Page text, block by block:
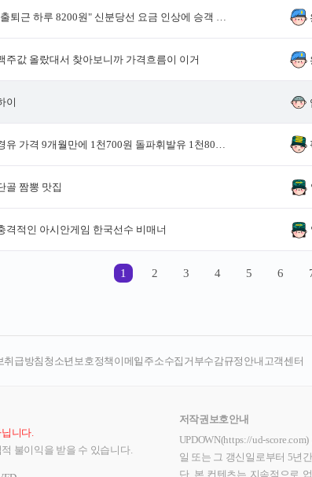
취급방침 청소년보호정책 이메일주소수집거부수감규정안내 고객센터
니다.
불이익을 받을 수 있습니다.
저작권보호안내
UPDOWN(https://ud-
일 또는 그 갱신일로부터 5년
단, 본 컨텐츠는 지속적으로